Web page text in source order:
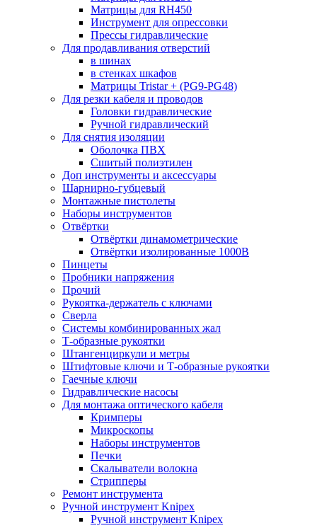
Матрицы для RH450
Инструмент для опрессовки
Прессы гидравлические
Для продавливания отверстий
в шинах
в стенках шкафов
Матрицы Tristar + (PG9-PG48)
Для резки кабеля и проводов
Головки гидравлические
Ручной гидравлический
Для снятия изоляции
Оболочка ПВХ
Сшитый полиэтилен
Доп инструменты и аксессуары
Шарнирно-губцевый
Монтажные пистолеты
Наборы инструментов
Отвёртки
Отвёртки динамометрические
Отвёртки изолированные 1000В
Пинцеты
Пробники напряжения
Прочий
Рукоятка-держатель с ключами
Сверла
Системы комбинированных жал
Т-образные рукоятки
Штангенциркули и метры
Штифтовые ключи и Т-образные рукоятки
Гаечные ключи
Гидравлические насосы
Для монтажа оптического кабеля
Кримперы
Микроскопы
Наборы инструментов
Печки
Скалыватели волокна
Стрипперы
Ремонт инструмента
Ручной инструмент Knipex
Ручной инструмент Knipex